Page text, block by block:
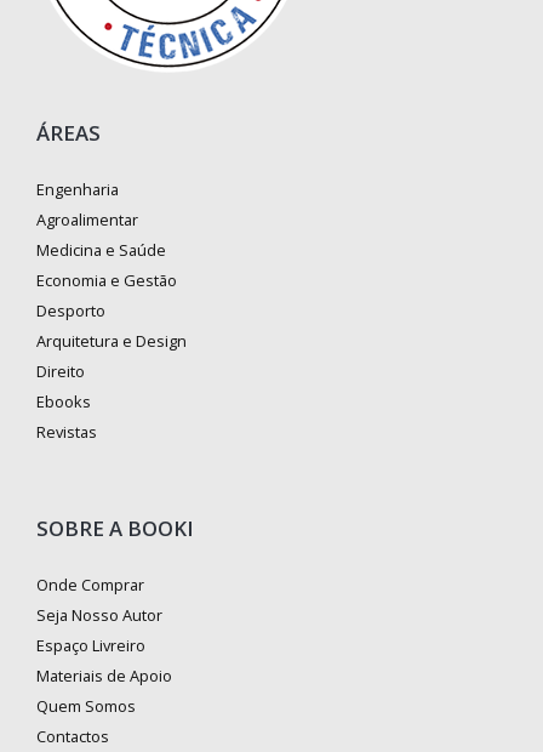
ÁREAS
Engenharia
Agroalimentar
Medicina e Saúde
Economia e Gestão
Desporto
Arquitetura e Design
Direito
Ebooks
Revistas
SOBRE A BOOKI
Onde Comprar
Seja Nosso Autor
Espaço Livreiro
Materiais de Apoio
Quem Somos
Contactos